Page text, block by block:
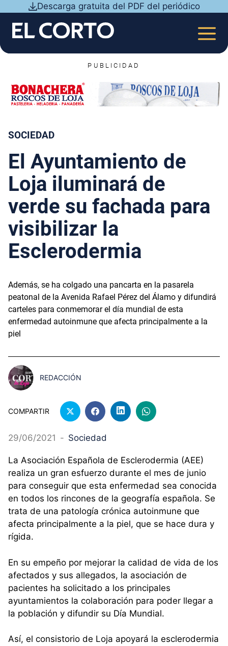
contenido
Descarga gratuita del PDF del periódico
PUBLICIDAD
SOCIEDAD
El Ayuntamiento de
Loja iluminará de
verde su fachada para
visibilizar la
Esclerodermia
Además, se ha colgado una pancarta en la pasarela
peatonal de la Avenida Rafael Pérez del Álamo y difundirá
carteles para conmemorar el día mundial de esta
enfermedad autoinmune que afecta principalmente a la
piel
REDACCIÓN
COMPARTIR
29/06/2021 - Sociedad
La Asociación Española de Esclerodermia (AEE)
realiza un gran esfuerzo durante el mes de junio
para conseguir que esta enfermedad sea conocida
en todos los rincones de la geografía española. Se
trata de una patología crónica autoinmune que
afecta principalmente a la piel, que se hace dura y
rígida.
En su empeño por mejorar la calidad de vida de los
afectados y sus allegados, la asociación de
pacientes ha solicitado a los principales
ayuntamientos la colaboración para poder llegar a
la población y difundir su Día Mundial.
Así, el consistorio de Loja apoyará la esclerodermia